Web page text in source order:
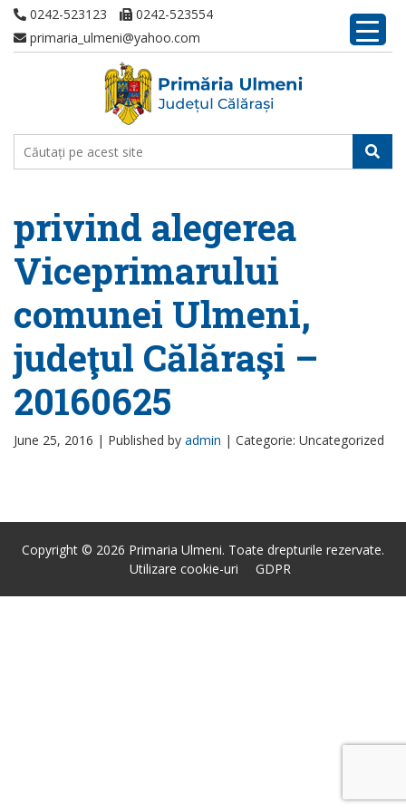
0242-523123
0242-523554
primaria_ulmeni@yahoo.com
privind alegerea
Viceprimarului
comunei Ulmeni,
judeţul Călăraşi –
20160625
June 25, 2016 | Published by admin | Categorie: Uncategorized
Copyright © 2026 Primaria Ulmeni. Toate drepturile rezervate.
Utilizare cookie-uri
GDPR